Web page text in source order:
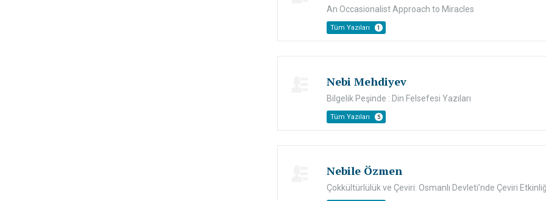
An Occasionalist Approach to Miracles
Tüm Yazıları 1
Nebi Mehdiyev
Bilgelik Peşinde : Din Felsefesi Yazıları
Tüm Yazıları 5
Nebile Özmen
Çokkültürlülük ve Çeviri: Osmanlı Devleti’nde Çeviri Etkinliği